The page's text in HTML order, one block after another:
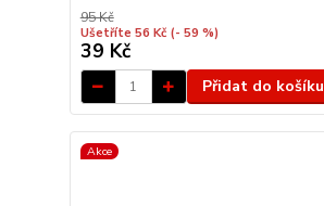
95 Kč
Ušetříte 56 Kč (- 59 %)
39 Kč
Přidat do košíku
Akce